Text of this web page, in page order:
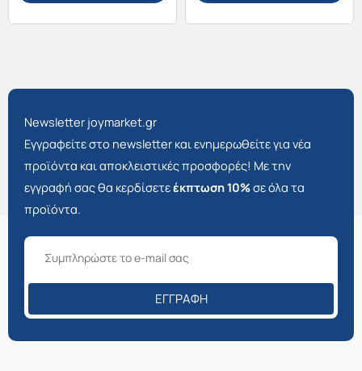
Newsletter joymarket.gr
Εγγραφείτε στο newsletter και ενημερωθείτε για νέα
προϊόντα και αποκλειστικές προσφορές! Με την
εγγραφή σας θα κερδίσετεέκπτωση 10%σε όλα τα
προϊόντα.
ΕΓΓΡΑΦΉ